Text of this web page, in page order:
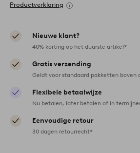
Productverklaring
Nieuwe klant?
40% korting op het duurste artikel*
Gratis verzending
Geldt voor standaard pakketten boven
Flexibele betaalwijze
Nu betalen, later betalen of in
Eenvoudige retour
30 dagen retourrecht*